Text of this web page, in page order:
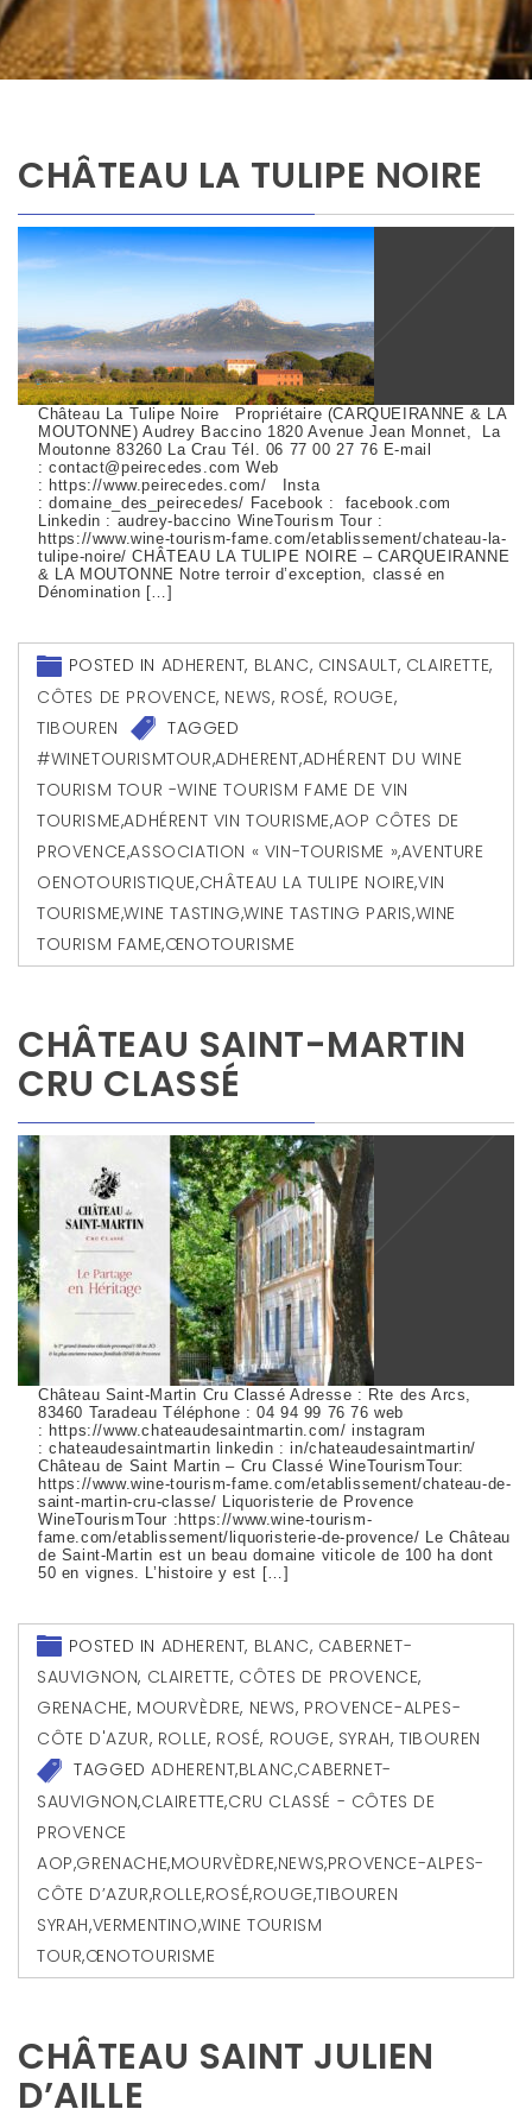
CHÂTEAU LA TULIPE NOIRE
Château La Tulipe Noire Propriétaire (CARQUEIRANNE & LA
MOUTONNE) Audrey Baccino 1820 Avenue Jean Monnet, La
Moutonne 83260 La Crau Tél. 06 77 00 27 76 E-mail
: contact@peirecedes.com Web
: https://www.peirecedes.com/ Insta
: domaine_des_peirecedes/ Facebook : facebook.com
Linkedin : audrey-baccino WineTourism Tour :
https://www.wine-tourism-fame.com/etablissement/chateau-la-
tulipe-noire/ CHÂTEAU LA TULIPE NOIRE – CARQUEIRANNE
& LA MOUTONNE Notre terroir d’exception, classé en
Dénomination […]
POSTED IN ADHERENT, BLANC, CINSAULT, CLAIRETTE,
CÔTES DE PROVENCE, NEWS, ROSÉ, ROUGE,
TIBOUREN
TAGGED
#WINETOURISMTOUR,ADHERENT,ADHÉRENT DU WINE
TOURISM TOUR -WINE TOURISM FAME DE VIN
TOURISME,ADHÉRENT VIN TOURISME,AOP CÔTES DE
PROVENCE,ASSOCIATION « VIN-TOURISME »,AVENTURE
OENOTOURISTIQUE,CHÂTEAU LA TULIPE NOIRE,VIN
TOURISME,WINE TASTING,WINE TASTING PARIS,WINE
TOURISM FAME,ŒNOTOURISME
CHÂTEAU SAINT-MARTIN
CRU CLASSÉ
Château Saint-Martin Cru Classé Adresse : Rte des Arcs,
83460 Taradeau Téléphone : 04 94 99 76 76 web
: https://www.chateaudesaintmartin.com/ instagram
: chateaudesaintmartin linkedin : in/chateaudesaintmartin/
Château de Saint Martin – Cru Classé WineTourismTour:
https://www.wine-tourism-fame.com/etablissement/chateau-de-
saint-martin-cru-classe/ Liquoristerie de Provence
WineTourismTour :https://www.wine-tourism-
fame.com/etablissement/liquoristerie-de-provence/ Le Château
de Saint-Martin est un beau domaine viticole de 100 ha dont
50 en vignes. L’histoire y est […]
POSTED IN ADHERENT, BLANC, CABERNET-
SAUVIGNON, CLAIRETTE, CÔTES DE PROVENCE,
GRENACHE, MOURVÈDRE, NEWS, PROVENCE-ALPES-
CÔTE D'AZUR, ROLLE, ROSÉ, ROUGE, SYRAH,TIBOUREN
TAGGEDADHERENT,BLANC,CABERNET-
SAUVIGNON,CLAIRETTE,CRU CLASSÉ - CÔTES DE
PROVENCE
AOP,GRENACHE,MOURVÈDRE,NEWS,PROVENCE-ALPES-
CÔTE D’AZUR,ROLLE,ROSÉ,ROUGE,TIBOUREN
SYRAH,VERMENTINO,WINE TOURISM
TOUR,ŒNOTOURISME
CHÂTEAU SAINT JULIEN
D’AILLE